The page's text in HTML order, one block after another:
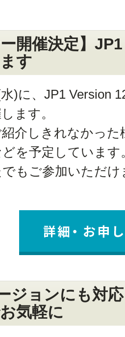
ー開催決定】
す
)に、JP1 Version
ます。
介しきれなかっ
どを予定していま
もご参加いただけ
ジョンにも対
気軽に